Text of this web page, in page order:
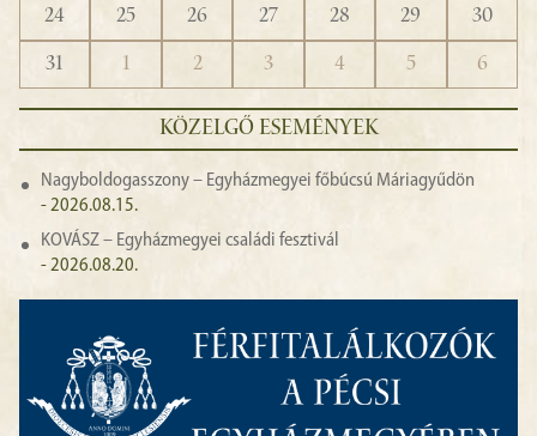
24
25 26 27 28 29
30
31
1 2 3 4 5 6
KÖZELGŐ ESEMÉNYEK
Nagyboldogasszony – Egyházmegyei főbúcsú Máriagyűdön
- 2026.08.15.
KOVÁSZ – Egyházmegyei családi fesztivál
- 2026.08.20.